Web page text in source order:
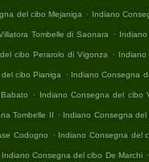
del cibo Mejaniga . Indiano
Tombelle di Saonara .
cibo Perarolo di Vigonza . Indiano
cibo Pianiga . Indiano Consegna
. Indiano Consegna del cibo
Tombelle II . Indiano Consegna del
Codogno . Indiano Consegna del
Indiano Consegna del cibo De Marchi .